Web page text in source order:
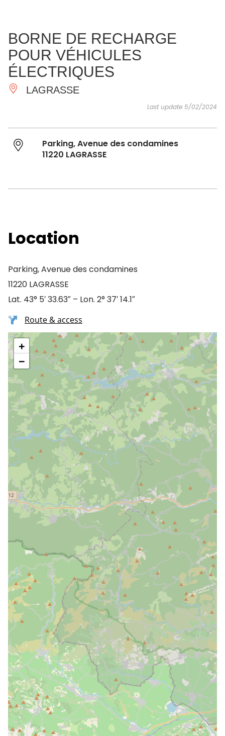
ESSENTIAL
AND
DO
INSPIRATIONS AGENDA
BORNE DE RECHARGE
POUR VÉHICULES
ÉLECTRIQUES
LAGRASSE
Last update 5/02/2024
Parking, Avenue des condamines
11220 LAGRASSE
Location
Parking, Avenue des condamines
11220 LAGRASSE
Lat. 43° 5′ 33.63″ – Lon. 2° 37′ 14.1″
Route & access
+
−